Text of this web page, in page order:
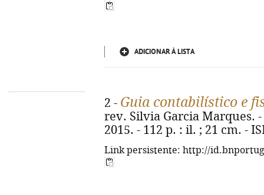
ADICIONAR À LISTA
2 - Guia contabilístico e
rev. Silvia Garcia Marques.
2015. - 112 p. : il. ; 21 cm. -
Link persistente: http://